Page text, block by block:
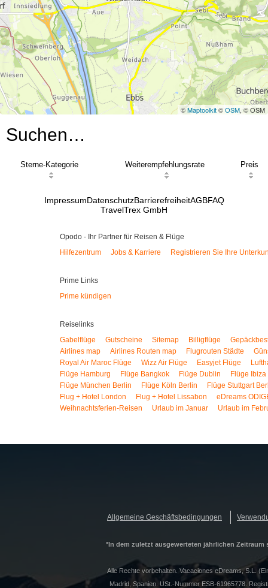
©Maptoolkit©OSM, © OSM
Suchen…
Sterne-Kategorie Weiterempfehlungsrate Preis
ImpressumDatenschutzBarrierefreiheitAGBFAQ
TravelTrex GmbH